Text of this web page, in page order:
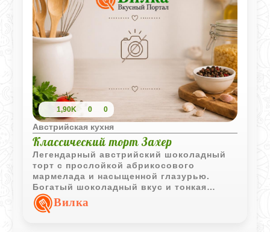
1,90K 0 0
Австрийская кухня
Классический торт Захер
Легендарный австрийский шоколадный
торт с прослойкой абрикосового
мармелада и насыщенной глазурью.
Богатый шоколадный вкус и тонкая
фруктовая кислинка делают этот десерт
узнаваемым во всём мире.
Вилка